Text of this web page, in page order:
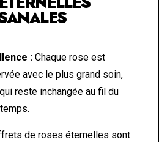
: Chaque rose est
avec le plus grand soin,
reste inchangée au fil du
temps.
de roses éternelles sont